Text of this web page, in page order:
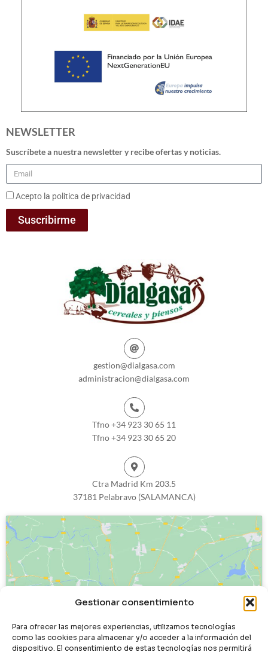
Gestionar consentimiento
Para ofrecer las mejores experiencias, utilizamos tecnologías
como las cookies para almacenar y/o acceder a la información del
dispositivo. El consentimiento de estas tecnologías nos permitirá
NEWSLETTER
Suscríbete a nuestra newsletter y recibe ofertas y noticias.
Acepto la politica de privacidad
Suscribirme
gestion@dialgasa.com
administracion@dialgasa.com
Tfno +34 923 30 65 11
Tfno +34 923 30 65 20
Ctra Madrid Km 203.5
37181 Pelabravo (SALAMANCA)
Haz clic para aceptar cookies de